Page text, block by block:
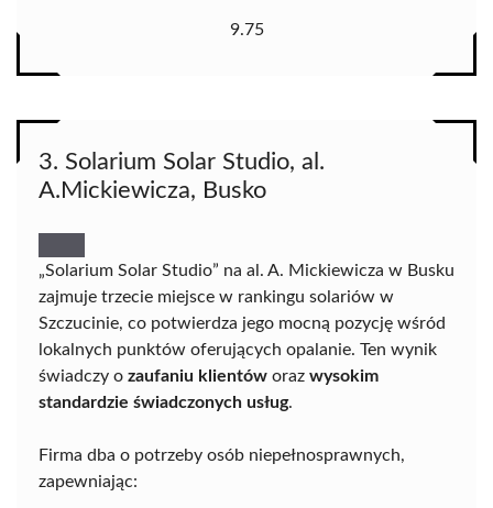
9.75
3. Solarium Solar Studio, al.
A.Mickiewicza, Busko
„Solarium Solar Studio” na al. A. Mickiewicza w Busku
zajmuje trzecie miejsce w rankingu solariów w
Szczucinie, co potwierdza jego mocną pozycję wśród
lokalnych punktów oferujących opalanie. Ten wynik
świadczy o zaufaniu klientów oraz wysokim
standardzie świadczonych usług.
Firma dba o potrzeby osób niepełnosprawnych,
zapewniając: